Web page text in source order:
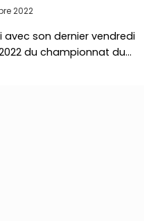
2022
avec son dernier vendredi
du championnat du…